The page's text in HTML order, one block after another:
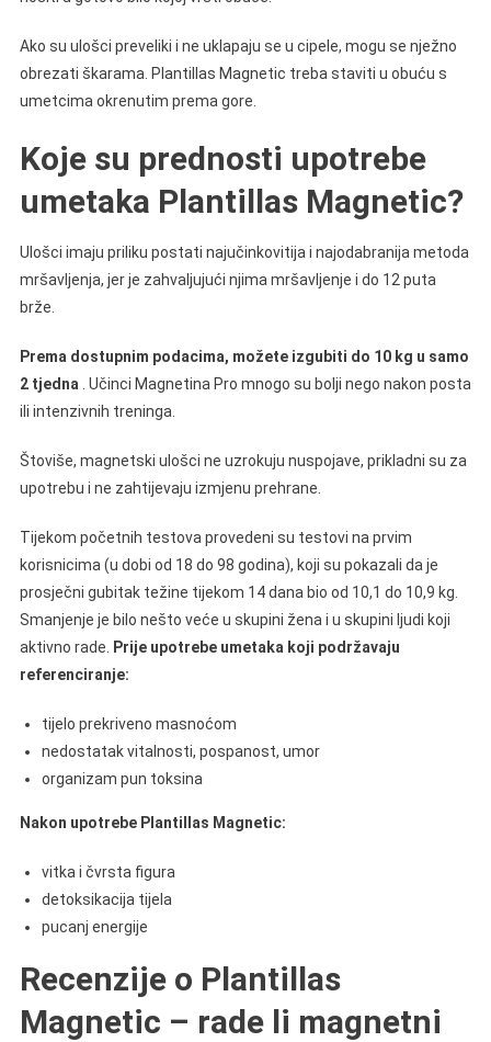
Ako su ulošci preveliki i ne uklapaju se u cipele, mogu se nježno
obrezati škarama. Plantillas Magnetic treba staviti u obuću s
umetcima okrenutim prema gore.
Koje su prednosti upotrebe
umetaka Plantillas Magnetic?
Ulošci imaju priliku postati najučinkovitija i najodabranija metoda
mršavljenja, jer je zahvaljujući njima mršavljenje i do 12 puta
brže.
Prema dostupnim podacima, možete izgubiti do 10 kg u samo
2 tjedna . Učinci Magnetina Pro mnogo su bolji nego nakon posta
ili intenzivnih treninga.
Štoviše, magnetski ulošci ne uzrokuju nuspojave, prikladni su za
upotrebu i ne zahtijevaju izmjenu prehrane.
Tijekom početnih testova provedeni su testovi na prvim
korisnicima (u dobi od 18 do 98 godina), koji su pokazali da je
prosječni gubitak težine tijekom 14 dana bio od 10,1 do 10,9 kg.
Smanjenje je bilo nešto veće u skupini žena i u skupini ljudi koji
aktivno rade.
Prije upotrebe umetaka koji podržavaju
referenciranje:
tijelo prekriveno masnoćom
nedostatak vitalnosti, pospanost, umor
organizam pun toksina
Nakon upotrebe Plantillas Magnetic:
vitka i čvrsta figura
detoksikacija tijela
pucanj energije
Recenzije o Plantillas
Magnetic – rade li magnetni